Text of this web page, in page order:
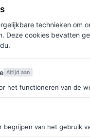
technieken om
Deze cookies bevatten
Altijd aan
het functioneren van de
begrijpen van het gebruik